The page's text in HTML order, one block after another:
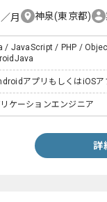
／月 神泉(東京都)
/ JavaScript / PHP /
アプリもしくはiOS
ケーションエンジニア
詳